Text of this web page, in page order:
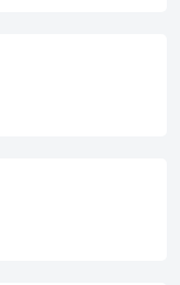
盈率，較過去10年平
續於高位徘徊，集團
看法。本人亦同時保證
由信達國際研究有限